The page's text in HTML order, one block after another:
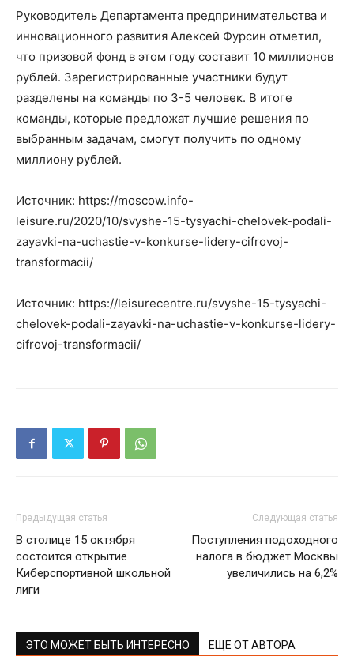
Руководитель Департамента предпринимательства и
инновационного развития Алексей Фурсин отметил,
что призовой фонд в этом году составит 10 миллионов
рублей. Зарегистрированные участники будут
разделены на команды по 3-5 человек. В итоге
команды, которые предложат лучшие решения по
выбранным задачам, смогут получить по одному
миллиону рублей.
Источник: https://moscow.info-
leisure.ru/2020/10/svyshe-15-tysyachi-chelovek-podali-
zayavki-na-uchastie-v-konkurse-lidery-cifrovoj-
transformacii/
Источник: https://leisurecentre.ru/svyshe-15-tysyachi-
chelovek-podali-zayavki-na-uchastie-v-konkurse-lidery-
cifrovoj-transformacii/
Предыдущая статья
В столице 15 октября
состоится открытие
Киберспортивной школьной
лиги
Следующая статья
Поступления подоходного
налога в бюджет Москвы
увеличились на 6,2%
ЭТО МОЖЕТ БЫТЬ ИНТЕРЕСНО ЕЩЕ ОТ АВТОРА